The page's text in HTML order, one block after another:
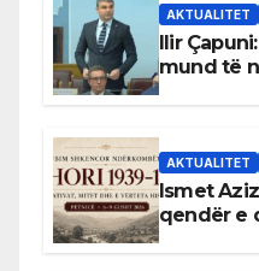
AKTUALITET
Ilir
mund të
AKTUALITET
Ismet
qendër e